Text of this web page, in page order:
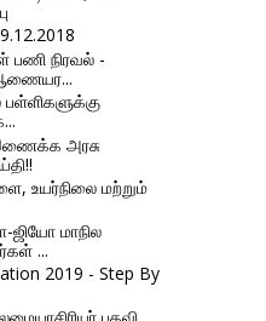
பணி நிரவல் -
பள்ளிகளுக்கு
அரசு
உயர்நிலை மற்றும்
ஜியோ மாநில
...
2019 - Step By
பதவி